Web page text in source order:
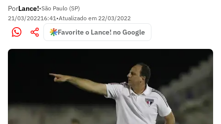
PorLance!•São Paulo (SP)
21/03/202216:41•Atualizado em 22/03/2022
Favorite o Lance! no Google